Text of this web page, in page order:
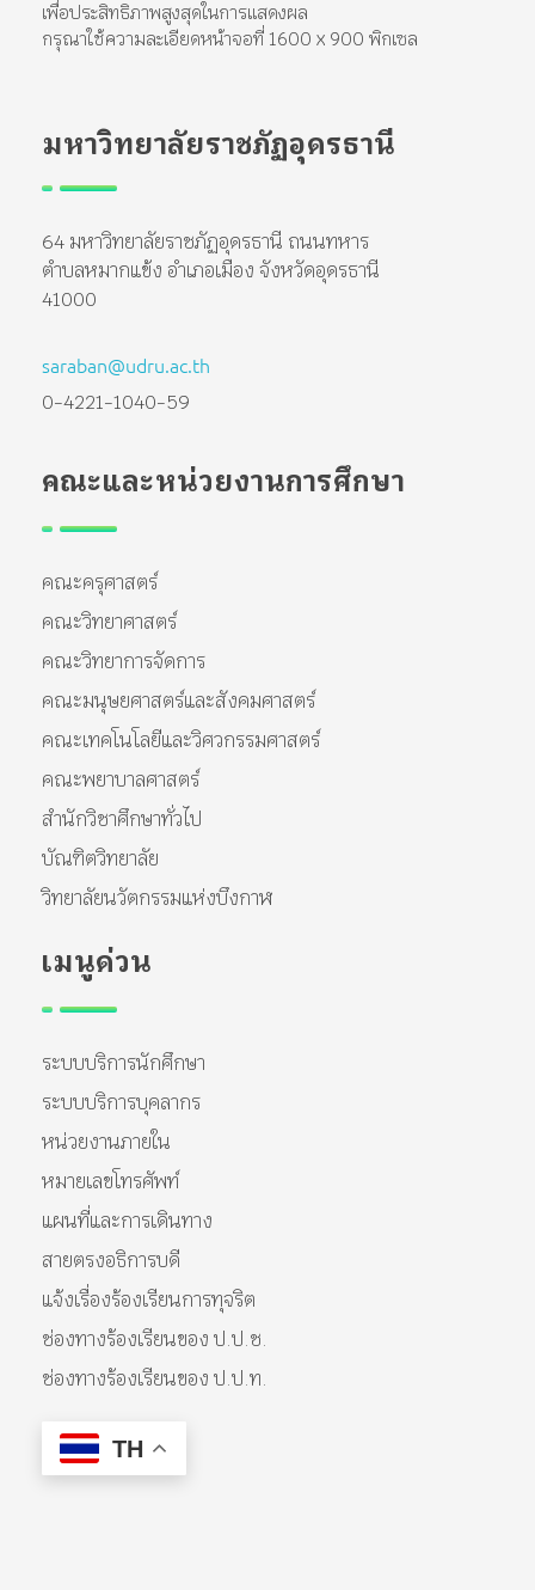
เพื่อประสิทธิภาพสูงสุดในการแสดงผล
กรุณาใช้ความละเอียดหน้าจอที่ 1600 x 900 พิกเซล
มหาวิทยาลัยราชภัฏอุดรธานี
64 มหาวิทยาลัยราชภัฏอุดรธานี ถนนทหาร
ตำบลหมากแข้ง อำเภอเมือง จังหวัดอุดรธานี
41000
saraban@udru.ac.th
0-4221-1040-59
คณะและหน่วยงานการศึกษา
คณะครุศาสตร์
คณะวิทยาศาสตร์
คณะวิทยาการจัดการ
คณะมนุษยศาสตร์และสังคมศาสตร์
คณะเทคโนโลยีและวิศวกรรมศาสตร์
คณะพยาบาลศาสตร์
สำนักวิชาศึกษาทั่วไป
บัณฑิตวิทยาลัย
วิทยาลัยนวัตกรรมแห่งบึงกาฬ
เมนูด่วน
ระบบบริการนักศึกษา
ระบบบริการบุคลากร
หน่วยงานภายใน
หมายเลขโทรศัพท์
แผนที่และการเดินทาง
สายตรงอธิการบดี
แจ้งเรื่องร้องเรียนการทุจริต
ช่องทางร้องเรียนของ ป.ป.ช.
ช่องทางร้องเรียนของ ป.ป.ท.
TH